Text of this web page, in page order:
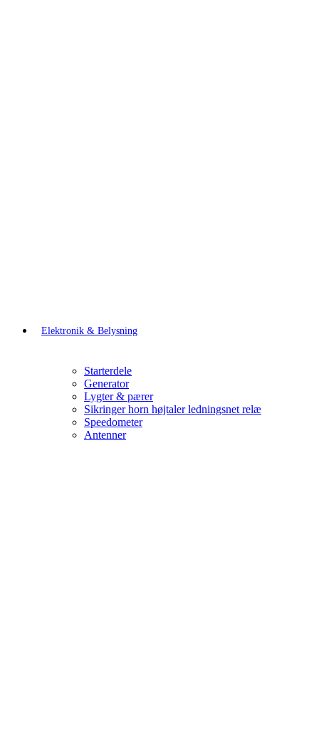
Elektronik & Belysning
Starterdele
Generator
Lygter & pærer
Sikringer horn højtaler ledningsnet relæ
Speedometer
Antenner